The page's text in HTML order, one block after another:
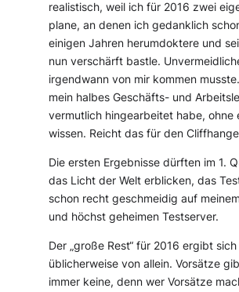
realistisch, weil ich für 2016 zwei
plane, an denen ich gedanklich
einigen Jahren herumdoktere und
nun verschärft bastle.
irgendwann von mir kommen
mein halbes Geschäfts- und
vermutlich hingearbeitet habe, ohne
wissen. Reicht das für den
Die ersten Ergebnisse dürften im 1.
das Licht der Welt erblicken, das
schon recht geschmeidig auf
und höchst geheimen Testserver.
Der „große Rest“ für 2016 ergibt sich
üblicherweise von allein. Vorsätze
immer keine, denn wer Vorsätze